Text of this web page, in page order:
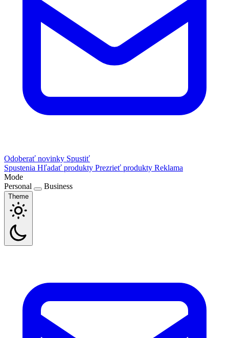
Odoberať novinky Spustiť
Spustenia Hľadať produkty Prezrieť produkty Reklama
Mode
Personal
Business
Theme